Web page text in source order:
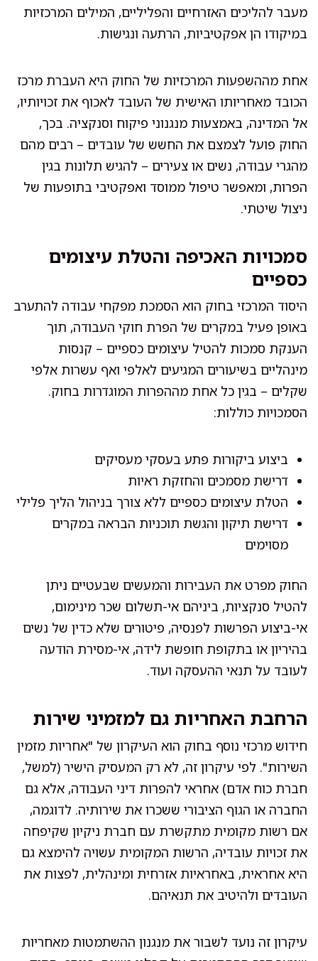
מעבר להליכים האזרחיים והפליליים, המילים המרכזיות
במיקודו הן אפקטיביות, הרתעה ונגישות.
אחת מההשפעות המרכזיות של החוק היא העברת מרכז
הכובד מאחריותו האישית של העובד לאכוף את זכויותיו,
אל המדינה, באמצעות מנגנוני פיקוח וסנקציה. בכך,
החוק פועל לצמצם את החשש של עובדים – רבים מהם
מהגרי עבודה, נשים או צעירים – להגיש תלונות בגין
הפרות, ומאפשר טיפול ממוסד ואפקטיבי בתופעות של
ניצול שיטתי.
סמכויות האכיפה והטלת עיצומים
כספיים
היסוד המרכזי בחוק הוא הסמכת מפקחי עבודה להתערב
באופן פעיל במקרים של הפרת חוקי העבודה, תוך
הענקת סמכות להטיל עיצומים כספיים – קנסות
מינהליים בשיעורים המגיעים לאלפי ואף עשרות אלפי
שקלים – בגין כל אחת מההפרות המוגדרות בחוק.
הסמכויות כוללות:
ביצוע ביקורות פתע בעסקי מעסיקים
דרישת מסמכים והחזקת ראיות
הטלת עיצומים כספיים ללא צורך בניהול הליך פלילי
דרישת תיקון והגשת תוכניות הבראה במקרים
מסוימים
החוק מפרט את העבירות והמעשים שבעטיים ניתן
להטיל סנקציות, ביניהם אי-תשלום שכר מינימום,
אי-ביצוע הפרשות לפנסיה, פיטורים שלא כדין של נשים
בהיריון או בתקופת חופשת לידה, אי-מסירת הודעה
לעובד על תנאי ההעסקה ועוד.
הרחבת האחריות גם למזמיני שירות
חידוש מרכזי נוסף בחוק הוא העיקרון של "אחריות מזמין
השירות". לפי עיקרון זה, לא רק המעסיק הישיר (למשל,
חברת כוח אדם) אחראי להפרות דיני העבודה, אלא גם
החברה או הגוף הציבורי ששכרו את שירותיה. לדוגמה,
אם רשות מקומית מתקשרת עם חברת ניקיון שקיפחה
את זכויות עובדיה, הרשות המקומית עשויה להימצא גם
היא אחראית, באחראיות אזרחית ומינהלית, לפצות את
העובדים ולהיטיב את תנאיהם.
עיקרון זה נועד לשבור את מנגנון ההשתמטות מאחריות